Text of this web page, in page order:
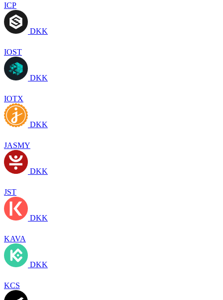
ICP
DKK
IOST
DKK
IOTX
DKK
JASMY
DKK
JST
DKK
KAVA
DKK
KCS